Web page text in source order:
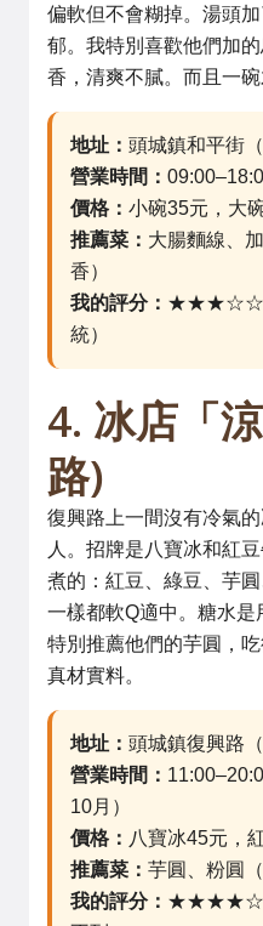
偏軟但不會糊掉。湯頭
郁。我特別喜歡他們加
香，清爽不膩。而且一
地址： 頭城鎮和平街
營業時間：
價格： 小碗35元，大
推薦菜： 大腸麵線、
香）
我的評分： ★★★☆☆（
統）
4. 冰店「
路)
復興路上一間沒有冷氣
人。招牌是八寶冰和紅
煮的：紅豆、綠豆、芋
一樣都軟Q適中。糖水
特別推薦他們的芋圓，
真材實料。
地址： 頭城鎮復興路
營業時間：
10月）
價格： 八寶冰45元，
推薦菜： 芋圓、粉圓（
我的評分： ★★★★☆（